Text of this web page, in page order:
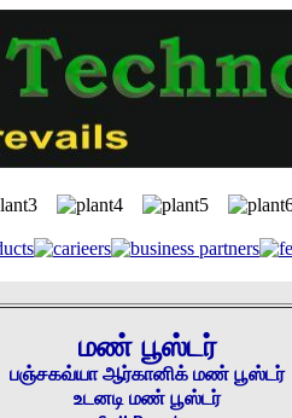
மண் பூஸ்டர்
பஞ்சகவ்யா ஆர்கானிக் மண் பூஸ்டர்
உடனடி மண் பூஸ்டர்